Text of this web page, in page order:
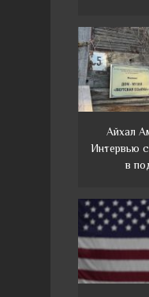
Айхал
Интервью с
в